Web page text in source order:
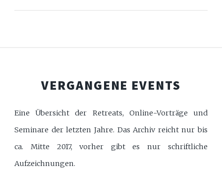
VERGANGENE EVENTS
Eine Übersicht der Retreats, Online-Vorträge und
Seminare der letzten Jahre. Das Archiv reicht nur bis
ca. Mitte 2017, vorher gibt es nur schriftliche
Aufzeichnungen.